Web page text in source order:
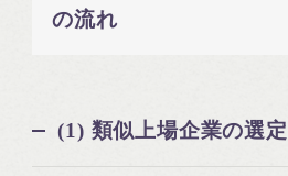
の流れ
(1) 類似上場企業の選定